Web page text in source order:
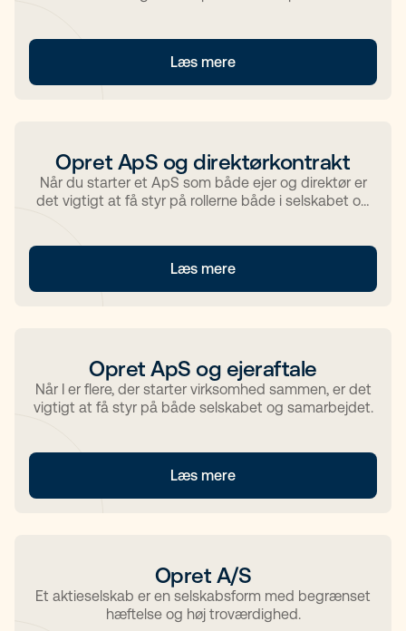
Læs mere
Opret ApS og direktørkontrakt
Når du starter et ApS som både ejer og direktør er
det vigtigt at få styr på rollerne både i selskabet og
Læs mere
Opret ApS og ejeraftale
Når I er flere, der starter virksomhed sammen, er det
vigtigt at få styr på både selskabet og samarbejdet.
Læs mere
Opret A/S
Et aktieselskab er en selskabsform med begrænset
hæftelse og høj troværdighed.